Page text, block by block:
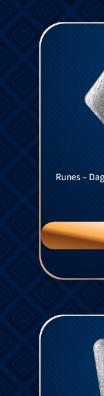
Runes –